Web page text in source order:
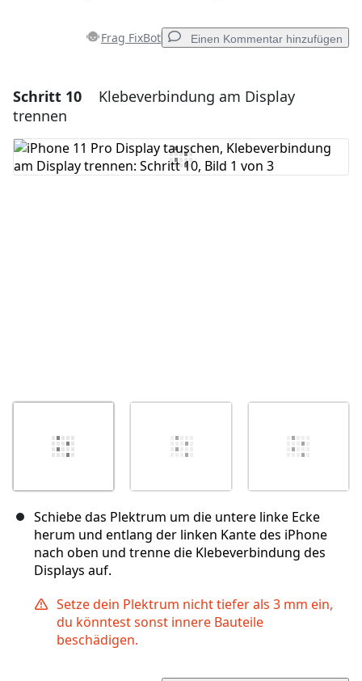
Frag FixBot Einen Kommentar hinzufügen
Einen Kommentar hinzufügen
Kommentar hinzufügen
Schritt 10
Klebeverbindung am Display
trennen
Schiebe das Plektrum um die untere linke Ecke
herum und entlang der linken Kante des iPhone
nach oben und trenne die Klebeverbindung des
Displays auf.
Setze dein Plektrum nicht tiefer als 3 mm ein,
du könntest sonst innere Bauteile
beschädigen.